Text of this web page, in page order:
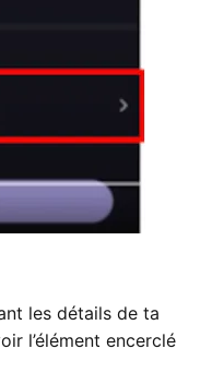
les détails de ta
l’élément encerclé